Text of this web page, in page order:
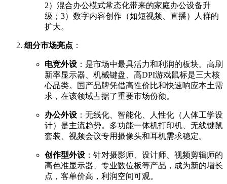
2）混合办公模式常态化带来的家庭办公设备升
级；3）数字内容创作（如短视频、直播）人群的
扩大。
细分市场亮点 ：
电竞外设 ：是市场中最具活力和利润的板块。高刷
新率显示器、机械键盘、高DPI游戏鼠标是三大核
心品类。国产品牌凭借高性价比和快速响应本土需
求，在该领域占据了重要市场份额。
办公外设 ：无线化、智能化、人性化（人体工学设
计）是主流趋势。多功能一体机打印机、无线键鼠
套装、视频会议专用摄像头和耳机需求稳定。
创作型外设 ：针对摄影师、设计师、视频剪辑师的
高色准显示器、专业数位板等产品，成为新的增长
点，客单价高，利润空间可观。